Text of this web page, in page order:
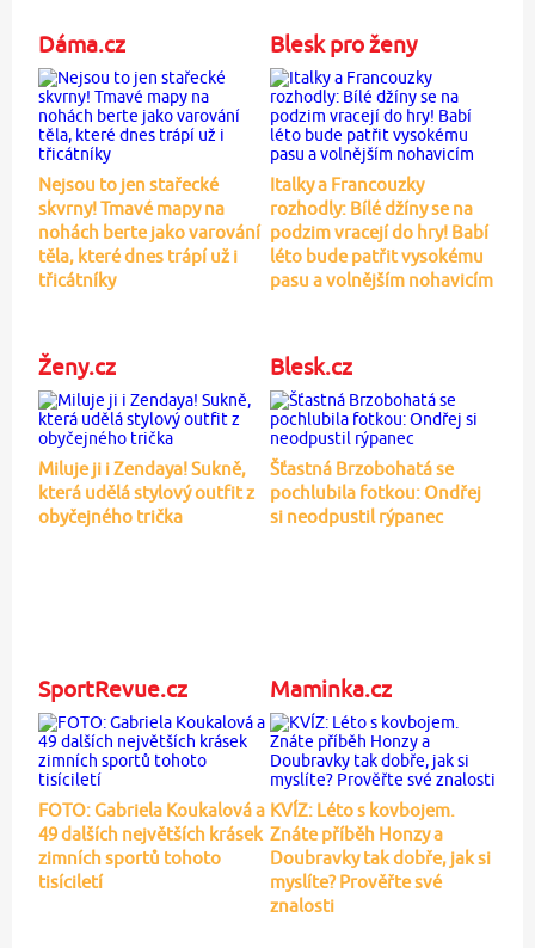
Dáma.cz
Nejsou to jen stařecké
skvrny! Tmavé mapy na
nohách berte jako varování
těla, které dnes trápí už i
třicátníky
Blesk pro ženy
Italky a Francouzky
rozhodly: Bílé džíny se na
podzim vracejí do hry! Babí
léto bude patřit vysokému
pasu a volnějším nohavicím
Ženy.cz
Miluje ji i Zendaya! Sukně,
která udělá stylový outfit z
obyčejného trička
Blesk.cz
Šťastná Brzobohatá se
pochlubila fotkou: Ondřej
si neodpustil rýpanec
SportRevue.cz
FOTO: Gabriela Koukalová a
49 dalších největších krásek
zimních sportů tohoto
tisíciletí
Maminka.cz
KVÍZ: Léto s kovbojem.
Znáte příběh Honzy a
Doubravky tak dobře, jak si
myslíte? Prověřte své
znalosti